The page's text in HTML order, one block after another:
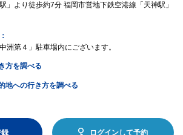
」より徒歩約7分 福岡市営地下鉄空港線「天神駅」
洲第４」駐車場内にございます。
方を調べる
地への行き方を調べる
ログインして予約